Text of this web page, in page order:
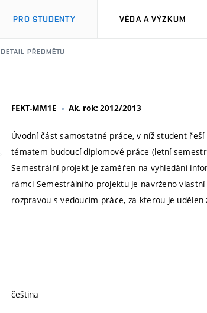
PRO STUDENTY VĚDA A VÝZKUM
DETAIL PŘEDMĚTU
FEKT-MM1E Ak. rok: 2012/2013
Úvodní část samostatné práce, v níž student
tématem budoucí diplomové práce (letní
Semestrální projekt je zaměřen na vyhledání
rámci Semestrálního projektu je navrženo
rozpravou s vedoucím práce, za kterou je udělen
čeština